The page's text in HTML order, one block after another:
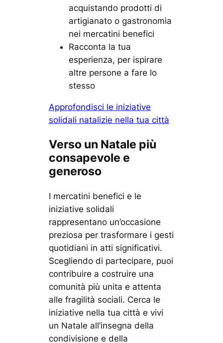
acquistando prodotti di
artigianato o gastronomia
nei mercatini benefici
Racconta la tua
esperienza, per ispirare
altre persone a fare lo
stesso
Approfondisci le iniziative
solidali natalizie nella tua città
Verso un Natale più
consapevole e
generoso
I mercatini benefici e le
iniziative solidali
rappresentano un’occasione
preziosa per trasformare i gesti
quotidiani in atti significativi.
Scegliendo di partecipare, puoi
contribuire a costruire una
comunità più unita e attenta
alle fragilità sociali. Cerca le
iniziative nella tua città e vivi
un Natale all’insegna della
condivisione e della